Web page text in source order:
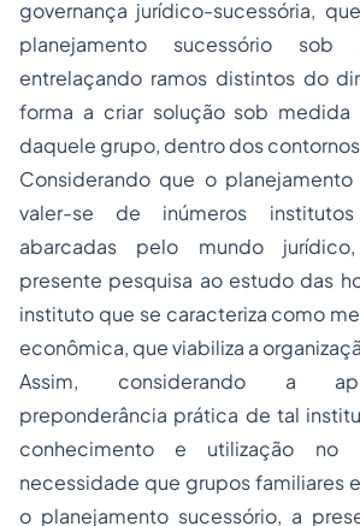
governança jurídico-sucessória,
planejamento sucessório
entrelaçando ramos distintos do
forma a criar solução sob medida
daquele grupo, dentro dos
Considerando que o
valer-se de inúmeros
abarcadas pelo mundo
presente pesquisa ao estudo das
instituto que se caracteriza como
econômica, que viabiliza a
Assim, considerando a
preponderância prática de tal
conhecimento e utilização no
necessidade que grupos familiares
o planejamento sucessório, a